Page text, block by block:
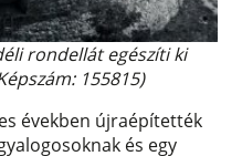
rondellát egészíti ki
155815)
években újraépítették
és egy